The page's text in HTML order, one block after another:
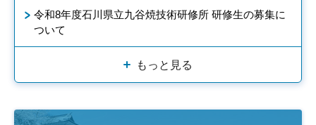
令和8年度石川県立九谷焼技術研修所 研修生の募集に
ついて
もっと見る